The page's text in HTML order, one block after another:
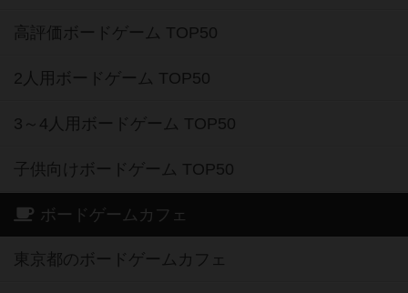
高評価ボードゲーム TOP50
2人用ボードゲーム TOP50
3～4人用ボードゲーム TOP50
子供向けボードゲーム TOP50
ボードゲームカフェ
東京都のボードゲームカフェ